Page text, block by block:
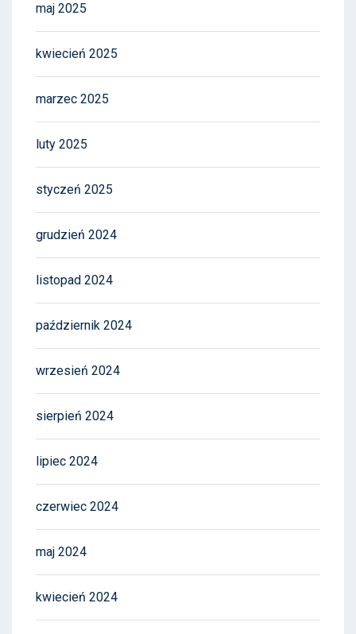
maj 2025
kwiecień 2025
marzec 2025
luty 2025
styczeń 2025
grudzień 2024
listopad 2024
październik 2024
wrzesień 2024
sierpień 2024
lipiec 2024
czerwiec 2024
maj 2024
kwiecień 2024